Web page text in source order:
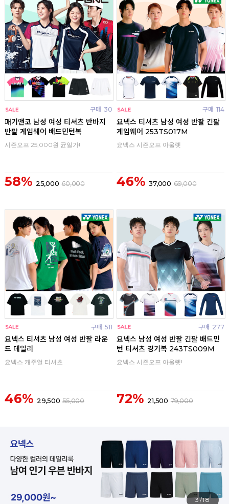
구매 30
패기앤코 남성 여성 티셔츠 반바지
반팔 게임웨어 배드민턴복
시즌오프 25,000원 균일가!
58% 25,000 60,000
구매 114
요넥스 티셔츠 남성 여성 반팔 긴팔
게임웨어 253TS017M
요넥스 시즌오프 아울렛
46% 37,000 69,000
구매 511
요넥스 티셔츠 남성 여성 반팔 라운
드 데일리
요넥스 캐주얼 티셔츠
46% 29,500 55,000
구매 277
요넥스 남성 여성 반팔 긴팔 배드민
턴 티셔츠 경기복 243TS009M
요넥스 시즌오프 아울렛!
72% 21,500 79,000
4/18